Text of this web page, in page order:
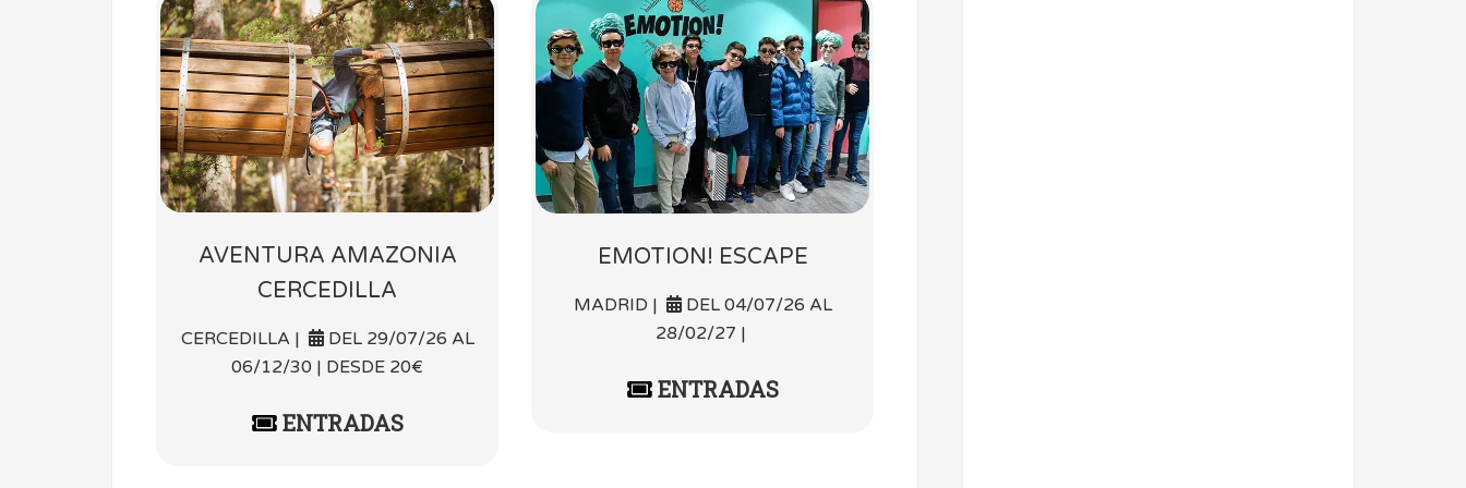
AVENTURA AMAZONIA
CERCEDILLA
CERCEDILLA |
DEL 29/07/26 AL
06/12/30 | DESDE 20€
ENTRADAS
EMOTION! ESCAPE
MADRID |
DEL 04/07/26 AL
28/02/27 |
ENTRADAS